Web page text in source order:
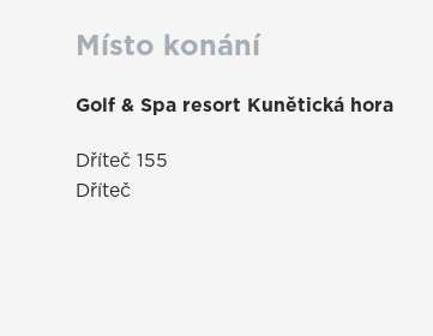
Místo konání
Golf & Spa resort Kunětická hora
Dříteč 155
Dříteč